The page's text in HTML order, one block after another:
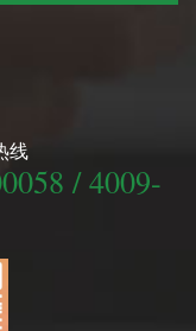
线
/ 4009-